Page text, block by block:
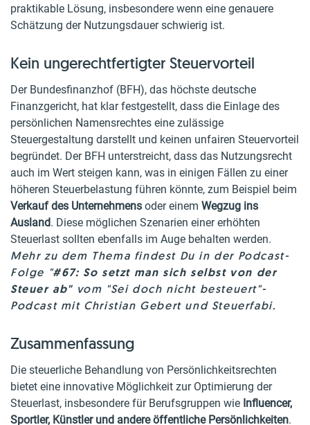
praktikable Lösung, insbesondere wenn eine genauere
Schätzung der Nutzungsdauer schwierig ist.
Kein ungerechtfertigter Steuervorteil
Der Bundesfinanzhof (BFH), das höchste deutsche
Finanzgericht, hat klar festgestellt, dass die Einlage des
persönlichen Namensrechtes eine zulässige
Steuergestaltung darstellt und keinen unfairen Steuervorteil
begründet. Der BFH unterstreicht, dass das Nutzungsrecht
auch im Wert steigen kann, was in einigen Fällen zu einer
höheren Steuerbelastung führen könnte, zum Beispiel beim
Verkauf des Unternehmens oder einem Wegzug ins
Ausland. Diese möglichen Szenarien einer erhöhten
Steuerlast sollten ebenfalls im Auge behalten werden.
Mehr zu dem Thema findest Du in der Podcast-
Folge "#67: So setzt man sich selbst von der
Steuer ab" vom "Sei doch nicht besteuert"-
Podcast mit Christian Gebert und Steuerfabi.
Zusammenfassung
Die steuerliche Behandlung von Persönlichkeitsrechten
bietet eine innovative Möglichkeit zur Optimierung der
Steuerlast, insbesondere für Berufsgruppen wie Influencer,
Sportler, Künstler und andere öffentliche Persönlichkeiten.